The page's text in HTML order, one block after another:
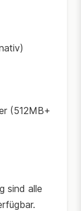
(512MB+
sind alle